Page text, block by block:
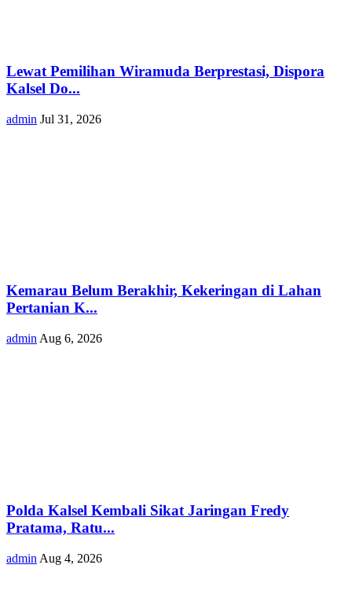
Lewat Pemilihan Wiramuda Berprestasi, Dispora
Kalsel Do...
admin Jul 31, 2026
Kemarau Belum Berakhir, Kekeringan di Lahan
Pertanian K...
admin Aug 6, 2026
Polda Kalsel Kembali Sikat Jaringan Fredy
Pratama, Ratu...
admin Aug 4, 2026